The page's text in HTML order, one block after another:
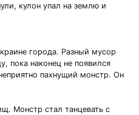
кулон упал на землю и
города. Разный мусор
пока наконец не появился
пахнущий монстр. Он
Монстр стал танцевать с